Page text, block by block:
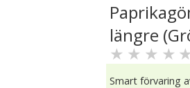
längre
★ ★ ★ ★ ★
Smart förvaring